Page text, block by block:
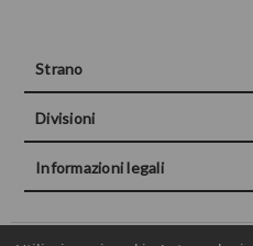
Strano
Divisioni
Informazioni legali